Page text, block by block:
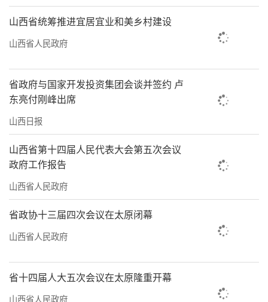
山西省统筹推进宜居宜业和美乡村建设
山西省人民政府
省政府与国家开发投资集团会谈并签约 卢
东亮付刚峰出席
山西日报
山西省第十四届人民代表大会第五次会议
政府工作报告
山西省人民政府
省政协十三届四次会议在太原闭幕
山西省人民政府
省十四届人大五次会议在太原隆重开幕
山西省人民政府